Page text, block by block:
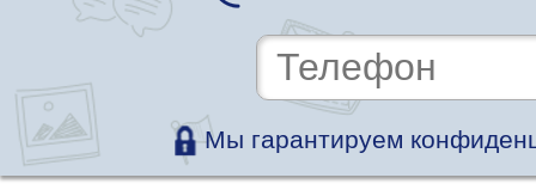
Мы гарантируем